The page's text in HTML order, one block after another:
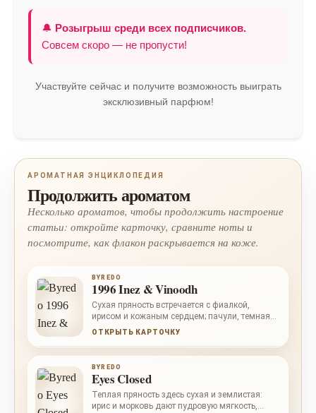
🔔 Розыгрыш среди всех подписчиков.
Совсем скоро — не пропусти!
Участвуйте сейчас и получите возможность выиграть
эксклюзивный парфюм!
АРОМАТНАЯ ЭНЦИКЛОПЕДИЯ
Продолжить ароматом
Несколько ароматов, чтобы продолжить настроение
статьи: откройте карточку, сравните ноты и
посмотрите, как флакон раскрывается на коже.
BYREDO
1996 Inez & Vinoodh
Сухая пряность встречается с фиалкой,
ирисом и кожаным сердцем; пачули, темная
амбра и ваниль добавляют композиции
ОТКРЫТЬ КАРТОЧКУ
BYREDO
Eyes Closed
Теплая пряность здесь сухая и землистая:
ирис и морковь дают пудровую мягкость,